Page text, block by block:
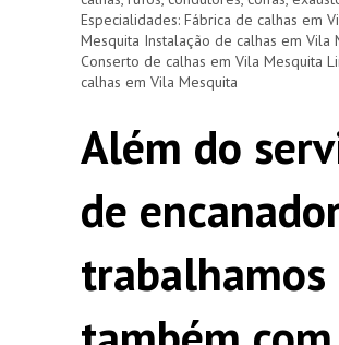
Especialidades: Fábrica de calhas em
Mesquita Instalação de calhas em Vila
Conserto de calhas em Vila Mesquita
calhas em Vila Mesquita
Além do
de
trabalhamos